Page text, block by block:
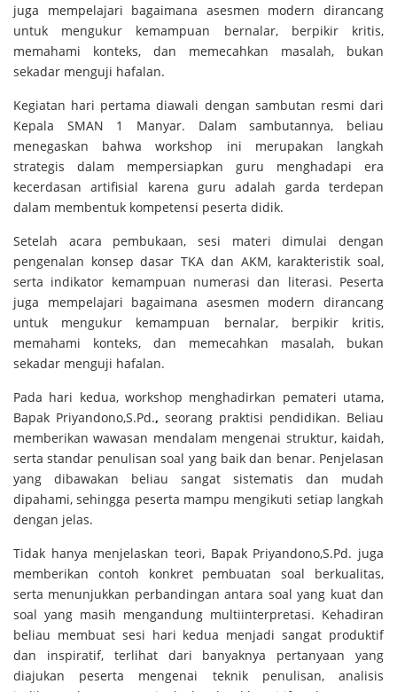
juga mempelajari bagaimana asesmen modern dirancang
untuk mengukur kemampuan bernalar, berpikir kritis,
memahami konteks, dan memecahkan masalah, bukan
sekadar menguji hafalan.
Kegiatan hari pertama diawali dengan sambutan resmi dari
Kepala SMAN 1 Manyar. Dalam sambutannya, beliau
menegaskan bahwa workshop ini merupakan langkah
strategis dalam mempersiapkan guru menghadapi era
kecerdasan artifisial karena guru adalah garda terdepan
dalam membentuk kompetensi peserta didik.
Setelah acara pembukaan, sesi materi dimulai dengan
pengenalan konsep dasar TKA dan AKM, karakteristik soal,
serta indikator kemampuan numerasi dan literasi. Peserta
juga mempelajari bagaimana asesmen modern dirancang
untuk mengukur kemampuan bernalar, berpikir kritis,
memahami konteks, dan memecahkan masalah, bukan
sekadar menguji hafalan.
Pada hari kedua, workshop menghadirkan pemateri utama,
Bapak Priyandono,S.Pd., seorang praktisi pendidikan. Beliau
memberikan wawasan mendalam mengenai struktur, kaidah,
serta standar penulisan soal yang baik dan benar. Penjelasan
yang dibawakan beliau sangat sistematis dan mudah
dipahami, sehingga peserta mampu mengikuti setiap langkah
dengan jelas.
Tidak hanya menjelaskan teori, Bapak Priyandono,S.Pd. juga
memberikan contoh konkret pembuatan soal berkualitas,
serta menunjukkan perbandingan antara soal yang kuat dan
soal yang masih mengandung multiinterpretasi. Kehadiran
beliau membuat sesi hari kedua menjadi sangat produktif
dan inspiratif, terlihat dari banyaknya pertanyaan yang
diajukan peserta mengenai teknik penulisan, analisis